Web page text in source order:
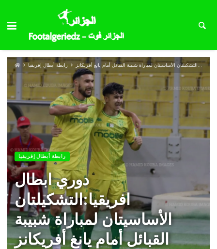
رابطة أبطال إفريقيا دوري ابطال افريقيا:التشكيلتان الأساسيتان لمباراة شبيبة القبائل أمام يانغ أفريكانز
رابطة أبطال إفريقيا
دوري ابطال
افريقيا:التشكيلتان
الأساسيتان لمباراة شبيبة
القبائل أمام يانغ أفريكانز